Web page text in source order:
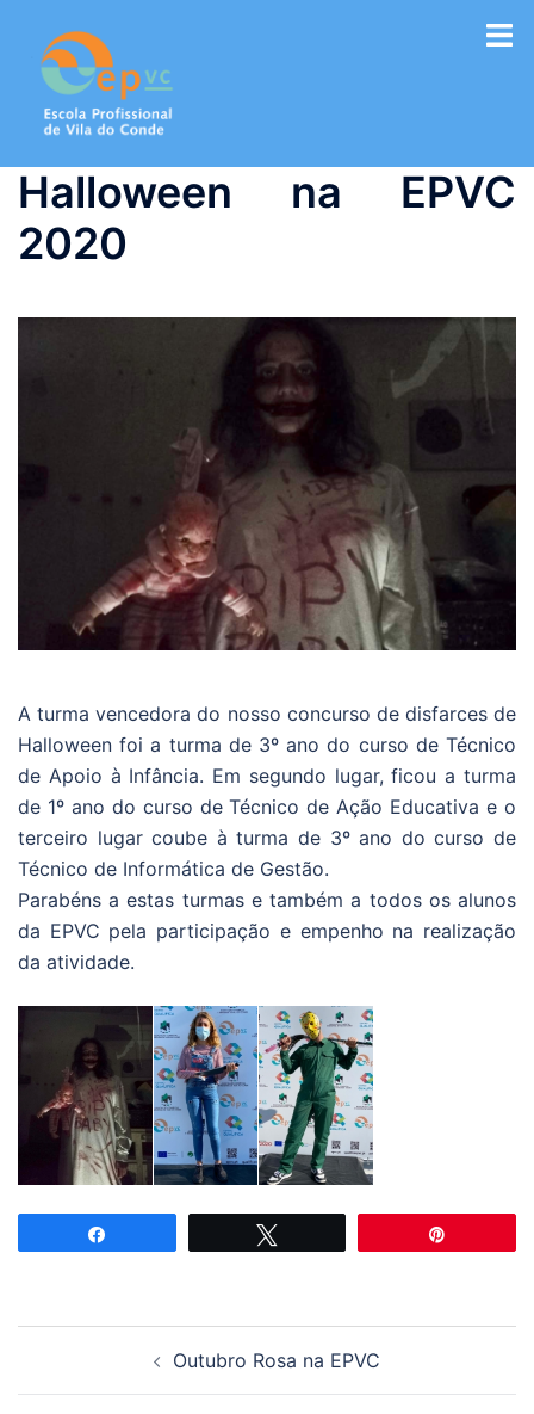
conteúdo
Halloween na EPVC
2020
A turma vencedora do nosso concurso de disfarces de
Halloween foi a turma de 3º ano do curso de Técnico
de Apoio à Infância. Em segundo lugar, ficou a turma
de 1º ano do curso de Técnico de Ação Educativa e o
terceiro lugar coube à turma de 3º ano do curso de
Técnico de Informática de Gestão.
Parabéns a estas turmas e também a todos os alunos
da EPVC pela participação e empenho na realização
da atividade.
Outubro Rosa na EPVC